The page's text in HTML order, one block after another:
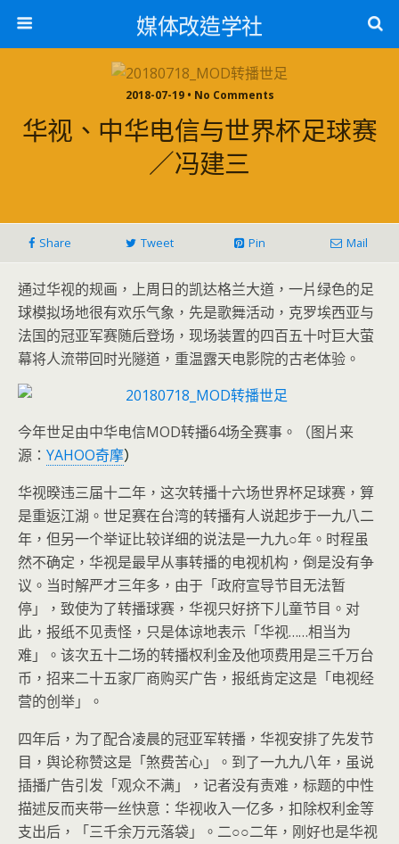
媒体改造学社
2018-07-19 • No Comments
华视、中华电信与世界杯足球赛
／冯建三
Share Tweet Pin Mail
通过华视的规画，上周日的凯达格兰大道，一片绿色的足
球模拟场地很有欢乐气象，先是歌舞活动，克罗埃西亚与
法国的冠亚军赛随后登场，现场装置的四百五十吋巨大萤
幕将人流带回时光隧道，重温露天电影院的古老体验。
今年世足由中华电信MOD转播64场全赛事。（图片来
源： YAHOO奇摩）
华视暌违三届十二年，这次转播十六场世界杯足球赛，算
是重返江湖。世足赛在台湾的转播有人说起步于一九八二
年，但另一个举证比较详细的说法是一九九○年。时程虽
然不确定，华视是最早从事转播的电视机构，倒是没有争
议。当时解严才三年多，由于「政府宣导节目无法暂
停」，致使为了转播球赛，华视只好挤下儿童节目。对
此，报纸不见责怪，只是体谅地表示「华视……相当为
难」。该次五十二场的转播权利金及他项费用是三千万台
币，招来二十五家厂商购买广告，报纸肯定这是「电视经
营的创举」。
四年后，为了配合凌晨的冠亚军转播，华视安排了先发节
目，舆论称赞这是「煞费苦心」。到了一九九八年，虽说
插播广告引发「观众不满」，记者没有责难，标题的中性
描述反而夹带一丝快意：华视收入一亿多，扣除权利金等
支出后，「三千余万元落袋」。二○○二年，刚好也是华视